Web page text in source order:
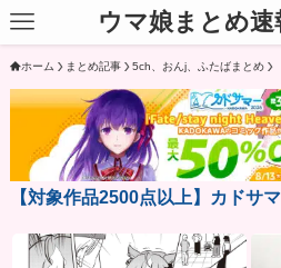
ウマ娘まとめ
ホーム まとめ記事 5ch、おんj、ふたばまとめ
【対象作品2500点以上】カドサ